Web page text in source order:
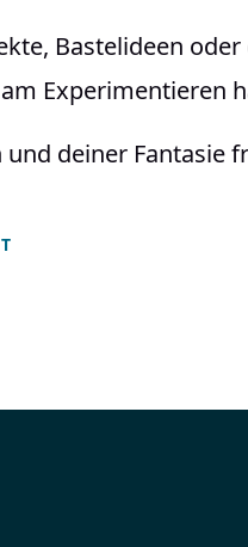
Bastelideen
Experimentieren
deiner Fantasie